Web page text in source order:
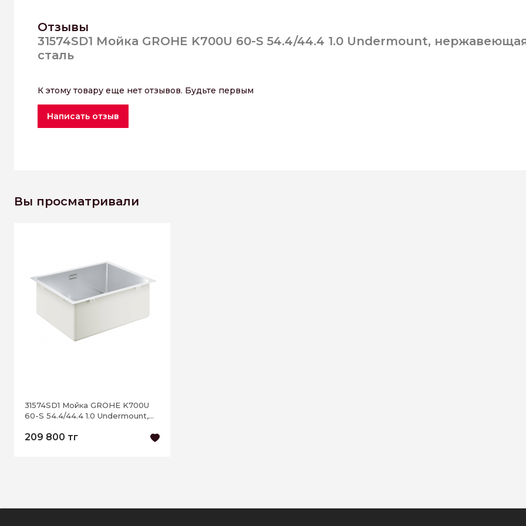
Отзывы
31574SD1 Мойка GROHE K700U 60-S 54.4/44.4 1.0 Undermount,
сталь
К этому товару еще нет отзывов. Будьте первым
Написать отзыв
Вы просматривали
31574SD1 Мойка GROHE K700U
60-S 54.4/44.4 1.0 Undermount,
209 800 тг